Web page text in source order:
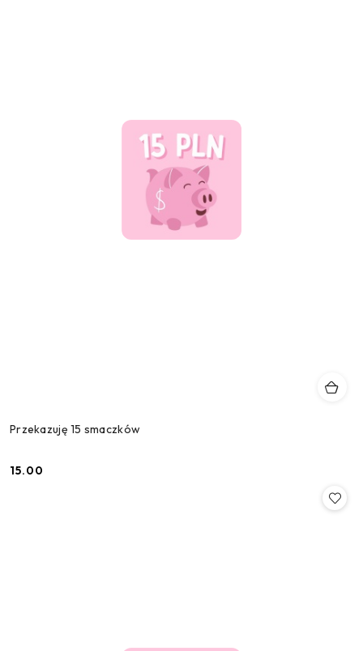
Przekazuję 15 smaczków
Cena:
15.00